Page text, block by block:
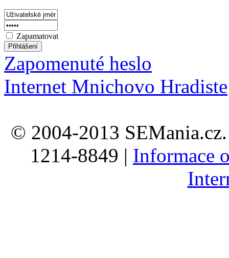
Zapamatovat
Zapomenuté heslo
Internet Mnichovo Hradiste
© 2004-2013
1214-8849 | Informace